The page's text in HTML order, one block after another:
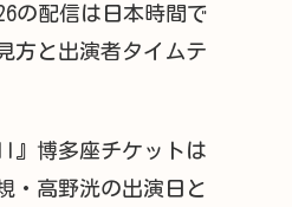
の配信は日本時間で
方と出演者タイムテ
』博多座チケットは
・高野洸の出演日と